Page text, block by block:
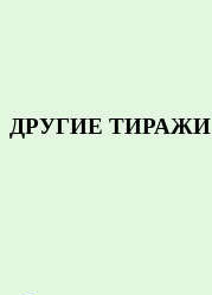
ДРУГИЕ ТИРАЖИ